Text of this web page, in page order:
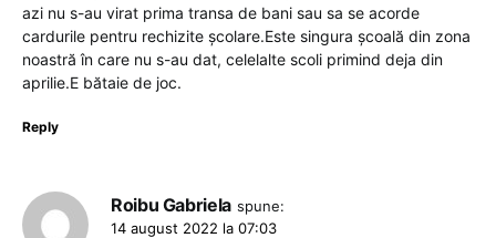
azi nu s-au virat prima transa de bani sau sa se acorde
cardurile pentru rechizite școlare.Este singura școală din zona
noastră în care nu s-au dat, celelalte scoli primind deja din
aprilie.E bătaie de joc.
Reply
Roibu Gabriela spune:
14 august 2022 la 07:03